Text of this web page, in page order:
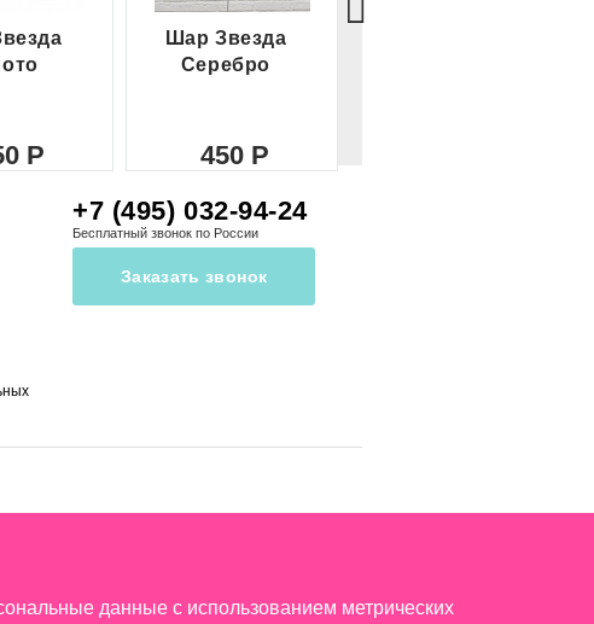
Шар Звезда
Серебро
450
+7 (495) 032-94-24
Бесплатный звонок по России
Заказать звонок
данные с использованием метрических